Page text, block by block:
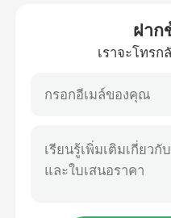
ควบคุมคุณภาพ
ติดต่อเรา
ฝาก
เราจะโทร